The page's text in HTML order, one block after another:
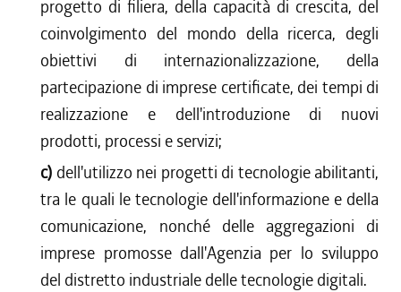
progetto di filiera, della capacità di crescita, del
coinvolgimento del mondo della ricerca, degli
obiettivi di internazionalizzazione, della
partecipazione di imprese certificate, dei tempi di
realizzazione e dell'introduzione di nuovi
prodotti, processi e servizi;
c) dell'utilizzo nei progetti di tecnologie abilitanti,
tra le quali le tecnologie dell'informazione e della
comunicazione, nonché delle aggregazioni di
imprese promosse dall'Agenzia per lo sviluppo
del distretto industriale delle tecnologie digitali.